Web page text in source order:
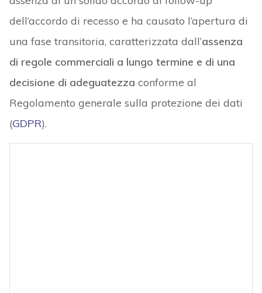
dell’accordo di recesso e ha causato l’apertura di
una fase transitoria, caratterizzata dall’assenza
di regole commerciali a lungo termine e di una
decisione di adeguatezza conforme al
Regolamento generale sulla protezione dei dati
(GDPR).